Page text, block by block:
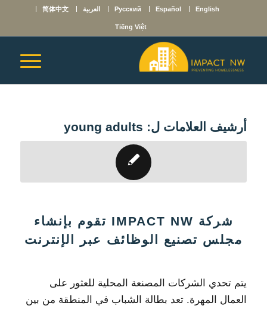
English
Español
Русский العربية 简体中文
Tiếng Việt
أرشيف العلامات ل: young adults
شركة IMPACT NW تقوم بإنشاء
مجلس تصنيع الوظائف عبر الإنترنت
يتم تحدي الشركات المصنعة المحلية للعثور على
العمال المهرة. تعد بطالة الشباب في المنطقة من بين